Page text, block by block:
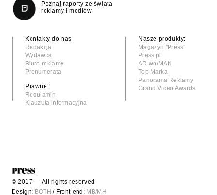
Poznaj raporty ze świata
reklamy i mediów
Kontakty do nas
Redakcja
Wydawca
Biuro reklamy
Prenumerata
Prawne:
Regulamin
Klauzula informacyjna
Nasze produkty:
Magazyn "Press"
Press.pl
AD wo/MAN
Top Marka
Panorama Reklamy
Grand Video Awards
Design: BOTH / Front-end: MB/MH
© 2017 — All rights reserved